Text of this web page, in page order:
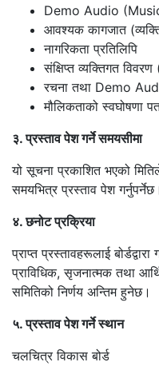
Demo Audio (Music
आवश्यक कागजात
नागरिकता प्रतिलिपि
संक्षिप्त व्यक्तिगत
रचना तथा Demo
मौलिकताको स्वघोषणा
३. प्रस्ताव पेश गर्ने समयसीमा
यो सूचना प्रकाशित भएको
समयभित्र प्रस्ताव पेश गर्नुपर्नेछ।
४. छनोट प्रक्रिया
प्राप्त प्रस्तावहरूलाई
प्राविधिक, सृजनात्मक तथा
समितिको निर्णय अन्तिम हुनेछ।
५. प्रस्ताव पेश गर्ने स्थान
चलचित्र विकास बोर्ड